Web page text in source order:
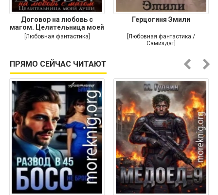
Договор на любовь с
магом. Целительница моей
души
[Любовная фантастика]
Герцогиня Эмили
[Любовная фантастика /
Самиздат]
ПРЯМО СЕЙЧАС ЧИТАЮТ